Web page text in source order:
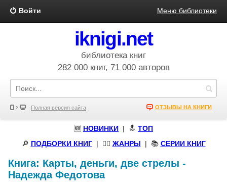
Войти Меню библиотеки
iknigi.net
библиотека книг
282 000 книг, 71 000 авторов
Полная версия сайта ОТЗЫВЫ НА КНИГИ
🆕 НОВИНКИ | 🔝 ТОП
🔎 ПОДБОРКИ КНИГ| 🧝‍♀️ ЖАНРЫ | 📚 СЕРИИ КНИГ
Книга: Карты, деньги, две стрелы -
Надежда Федотова